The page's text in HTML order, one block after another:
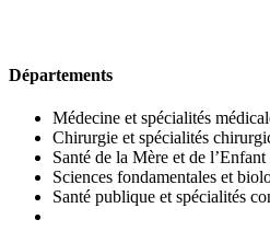
Départements
Médecine et spécialités
Chirurgie et spécialités
Santé de la Mère et de l’Enfant
Sciences fondamentales et
Santé publique et spécialités